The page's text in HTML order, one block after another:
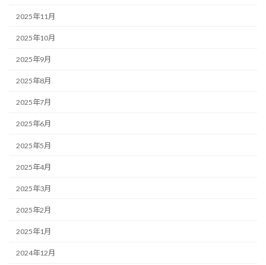
2025年11月
2025年10月
2025年9月
2025年8月
2025年7月
2025年6月
2025年5月
2025年4月
2025年3月
2025年2月
2025年1月
2024年12月